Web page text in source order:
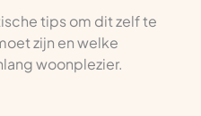
tips om dit zelf te
zijn en welke
woonplezier.